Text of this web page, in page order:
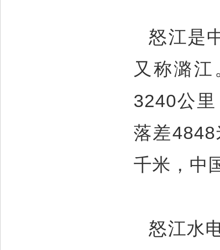
怒江是
又称潞
3240公
落差
千米，中
怒江水